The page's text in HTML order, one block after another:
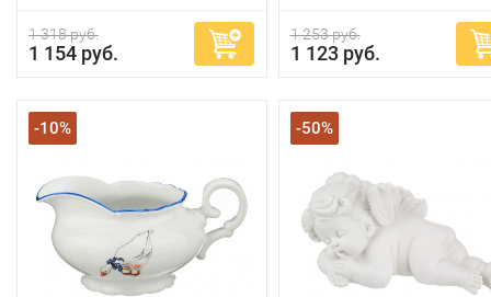
1 318 руб.
1 154 руб.
1 253 руб.
1 123 руб.
-10% -50%